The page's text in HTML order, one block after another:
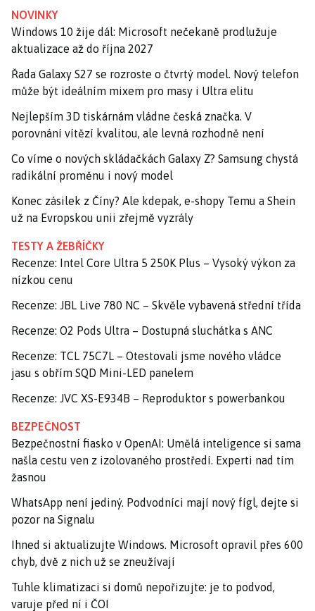
NOVINKY
Windows 10 žije dál: Microsoft nečekaně prodlužuje
aktualizace až do října 2027
Řada Galaxy S27 se rozroste o čtvrtý model. Nový telefon
může být ideálním mixem pro masy i Ultra elitu
Nejlepším 3D tiskárnám vládne česká značka. V
porovnání vítězí kvalitou, ale levná rozhodně není
Co víme o nových skládačkách Galaxy Z? Samsung chystá
radikální proměnu i nový model
Konec zásilek z Číny? Ale kdepak, e-shopy Temu a Shein
už na Evropskou unii zřejmě vyzrály
TESTY A ŽEBŘÍČKY
Recenze: Intel Core Ultra 5 250K Plus – Vysoký výkon za
nízkou cenu
Recenze: JBL Live 780 NC – Skvěle vybavená střední třída
Recenze: O2 Pods Ultra – Dostupná sluchátka s ANC
Recenze: TCL 75C7L – Otestovali jsme nového vládce
jasu s obřím SQD Mini-LED panelem
Recenze: JVC XS-E934B – Reproduktor s powerbankou
BEZPEČNOST
Bezpečnostní fiasko v OpenAI: Umělá inteligence si sama
našla cestu ven z izolovaného prostředí. Experti nad tím
žasnou
WhatsApp není jediný. Podvodníci mají nový fígl, dejte si
pozor na Signalu
Ihned si aktualizujte Windows. Microsoft opravil přes 600
chyb, dvě z nich už se zneužívají
Tuhle klimatizaci si domů nepořizujte: je to podvod,
varuje před ní i ČOI